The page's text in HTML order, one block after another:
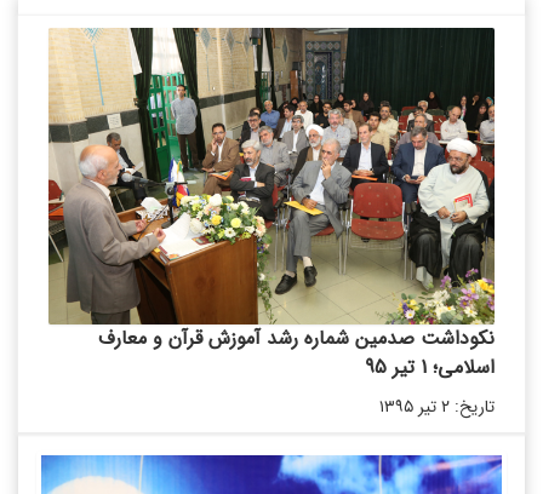
نکوداشت صدمین شماره رشد آموزش قرآن و معارف
اسلامی؛ 1 تیر 95
تاریخ: ۲ تیر ۱۳۹۵